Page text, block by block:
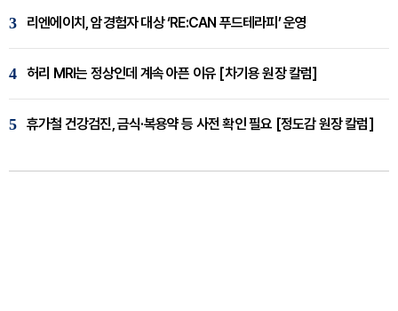
3 리엔에이치, 암경험자 대상 ‘RE:CAN 푸드테라피’ 운영
4 허리 MRI는 정상인데 계속 아픈 이유 [차기용 원장 칼럼]
5 휴가철 건강검진, 금식·복용약 등 사전 확인 필요 [정도감 원장 칼럼]